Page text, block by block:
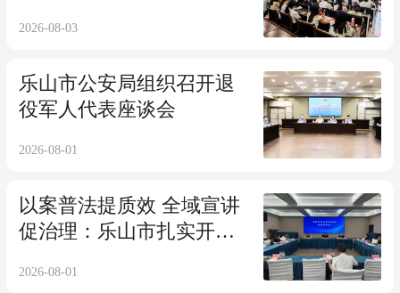
启幕
2026-08-03
乐山市公安局组织召开退
役军人代表座谈会
2026-08-01
以案普法提质效 全域宣讲
促治理：乐山市扎实开展
2026-08-01